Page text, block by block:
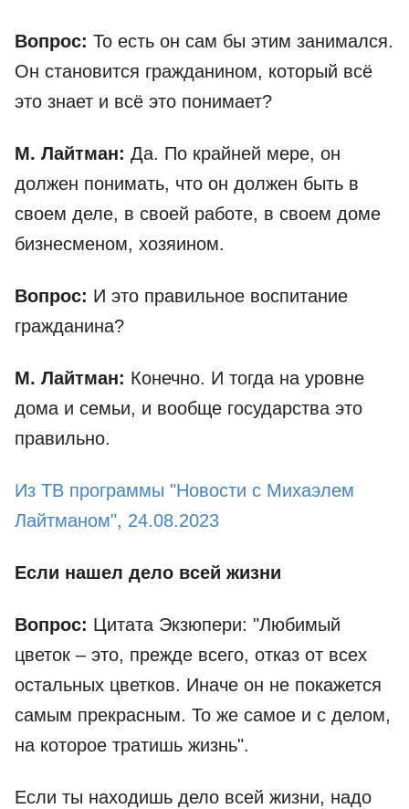
Вопрос: То есть он сам бы этим занимался.
Он становится гражданином, который всё
это знает и всё это понимает?
М. Лайтман: Да. По крайней мере, он
должен понимать, что он должен быть в
своем деле, в своей работе, в своем доме
бизнесменом, хозяином.
Вопрос: И это правильное воспитание
гражданина?
М. Лайтман: Конечно. И тогда на уровне
дома и семьи, и вообще государства это
правильно.
Из ТВ программы "Новости с Михаэлем
Лайтманом", 24.08.2023
Если нашел дело всей жизни
Вопрос: Цитата Экзюпери: "Любимый
цветок – это, прежде всего, отказ от всех
остальных цветков. Иначе он не покажется
самым прекрасным. То же самое и с делом,
на которое тратишь жизнь".
Если ты находишь дело всей жизни, надо